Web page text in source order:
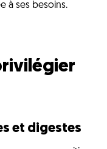
à ses besoins.
et digestes